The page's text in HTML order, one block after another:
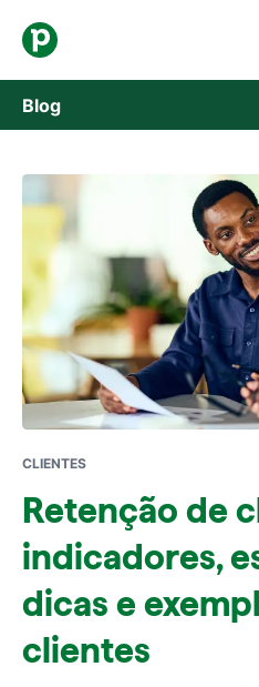
Blog
Vendas
Marketing
Atualizações de Produtos
Estudos de caso
Abre em uma nova janela
CLIENTES
Retenção de
indicadores,
dicas e
clientes